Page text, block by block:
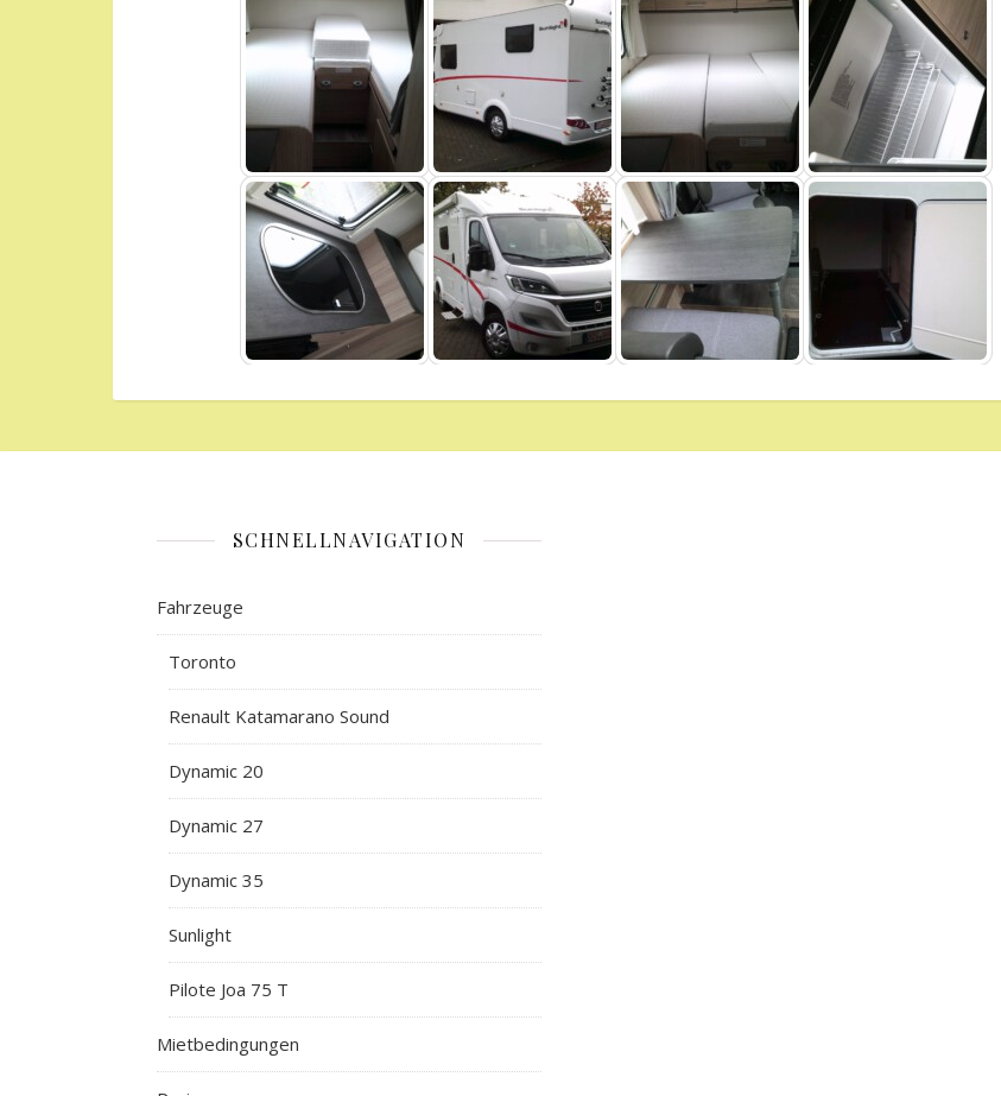
SCHNELLNAVIGATION
Fahrzeuge
Toronto
Renault Katamarano Sound
Dynamic 20
Dynamic 27
Dynamic 35
Sunlight
Pilote Joa 75 T
Mietbedingungen